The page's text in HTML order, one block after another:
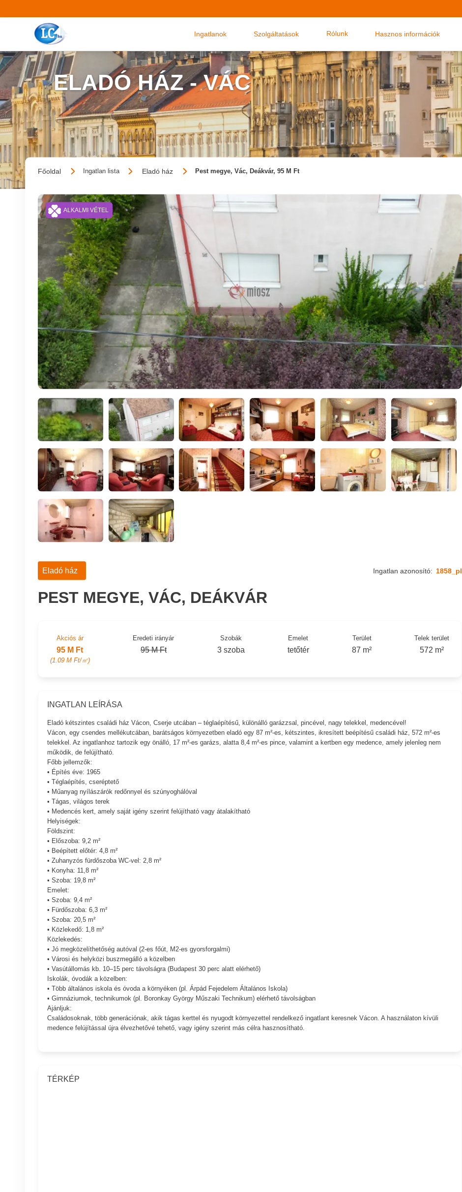
Ingatlanok Szolgáltatások Rólunk Hasznos információk
ELADÓ HÁZ - VÁC
Főoldal Ingatlan lista Eladó ház Pest megye, Vác, Deákvár, 95 M Ft
ALKALMI VÉTEL
Eladó ház Ingatlan azonosító: 1858_pl
PEST MEGYE, VÁC, DEÁKVÁR
Akciós ár
95 M Ft
(1.09 M Ft/㎡)
Eredeti irányár
95 M Ft
Szobák
3 szoba
Emelet
tetőtér
Terület
87 m²
Telek terület
572 m²
INGATLAN LEÍRÁSA
Eladó kétszintes családi ház Vácon, Cserje utcában – téglaépítésű, különálló garázzsal, pincével, nagy telekkel, medencével!
Vácon, egy csendes mellékutcában, barátságos környezetben eladó egy 87 m²-es, kétszintes, ikresített beépítésű családi ház, 572 m²-es
telekkel. Az ingatlanhoz tartozik egy önálló, 17 m²-es garázs, alatta 8,4 m²-es pince, valamint a kertben egy medence, amely jelenleg nem
működik, de felújítható.
Főbb jellemzők:
• Építés éve: 1965
• Téglaépítés, cseréptető
• Műanyag nyílászárók redőnnyel és szúnyoghálóval
• Tágas, világos terek
• Medencés kert, amely saját igény szerint felújítható vagy átalakítható
Helyiségek:
Földszint:
• Előszoba: 9,2 m²
• Beépített előtér: 4,8 m²
• Zuhanyzós fürdőszoba WC-vel: 2,8 m²
• Konyha: 11,8 m²
• Szoba: 19,8 m²
Emelet:
• Szoba: 9,4 m²
• Fürdőszoba: 6,3 m²
• Szoba: 20,5 m²
• Közlekedő: 1,8 m²
Közlekedés:
• Jó megközelíthetőség autóval (2-es főút, M2-es gyorsforgalmi)
• Városi és helyközi buszmegálló a közelben
• Vasútállomás kb. 10–15 perc távolságra (Budapest 30 perc alatt elérhető)
Iskolák, óvodák a közelben:
• Több általános iskola és óvoda a környéken (pl. Árpád Fejedelem Általános Iskola)
• Gimnáziumok, technikumok (pl. Boronkay György Műszaki Technikum) elérhető távolságban
Ajánljuk:
Családosoknak, több generációnak, akik tágas kerttel és nyugodt környezettel rendelkező ingatlant keresnek Vácon. A használaton kívüli
medence felújítással újra élvezhetővé tehető, vagy igény szerint más célra hasznosítható.
TÉRKÉP